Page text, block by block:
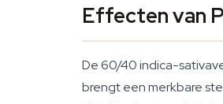
Effecten van
De 60/40 indica-
brengt een merkbare